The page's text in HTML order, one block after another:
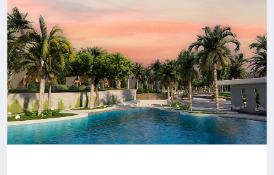
YAŞAM